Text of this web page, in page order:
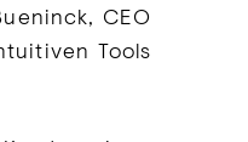
CEO
Tools